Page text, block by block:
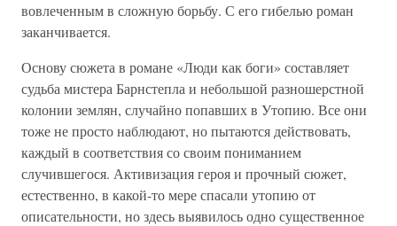
вовлеченным в сложную борьбу. С его гибелью роман
заканчивается.
Основу сюжета в романе «Люди как боги» составляет
судьба мистера Барнстепла и небольшой разношерстной
колонии землян, случайно попавших в Утопию. Все они
тоже не просто наблюдают, но пытаются действовать,
каждый в соответствия со своим пониманием
случившегося. Активизация героя и прочный сюжет,
естественно, в какой-то мере спасали утопию от
описательности, но здесь выявилось одно существенное